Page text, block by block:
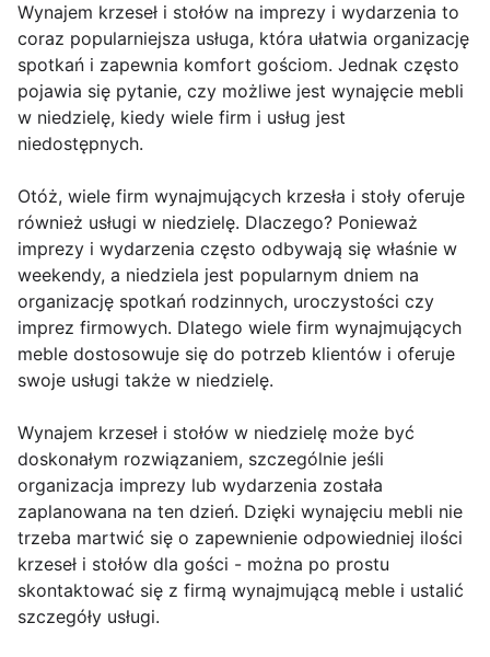
Wynajem krzeseł i stołów na imprezy i wydarzenia to
coraz popularniejsza usługa, która ułatwia organizację
spotkań i zapewnia komfort gościom. Jednak często
pojawia się pytanie, czy możliwe jest wynajęcie mebli
w niedzielę, kiedy wiele firm i usług jest
niedostępnych.
Otóż, wiele firm wynajmujących krzesła i stoły oferuje
również usługi w niedzielę. Dlaczego? Ponieważ
imprezy i wydarzenia często odbywają się właśnie w
weekendy, a niedziela jest popularnym dniem na
organizację spotkań rodzinnych, uroczystości czy
imprez firmowych. Dlatego wiele firm wynajmujących
meble dostosowuje się do potrzeb klientów i oferuje
swoje usługi także w niedzielę.
Wynajem krzeseł i stołów w niedzielę może być
doskonałym rozwiązaniem, szczególnie jeśli
organizacja imprezy lub wydarzenia została
zaplanowana na ten dzień. Dzięki wynajęciu mebli nie
trzeba martwić się o zapewnienie odpowiedniej ilości
krzeseł i stołów dla gości - można po prostu
skontaktować się z firmą wynajmującą meble i ustalić
szczegóły usługi.